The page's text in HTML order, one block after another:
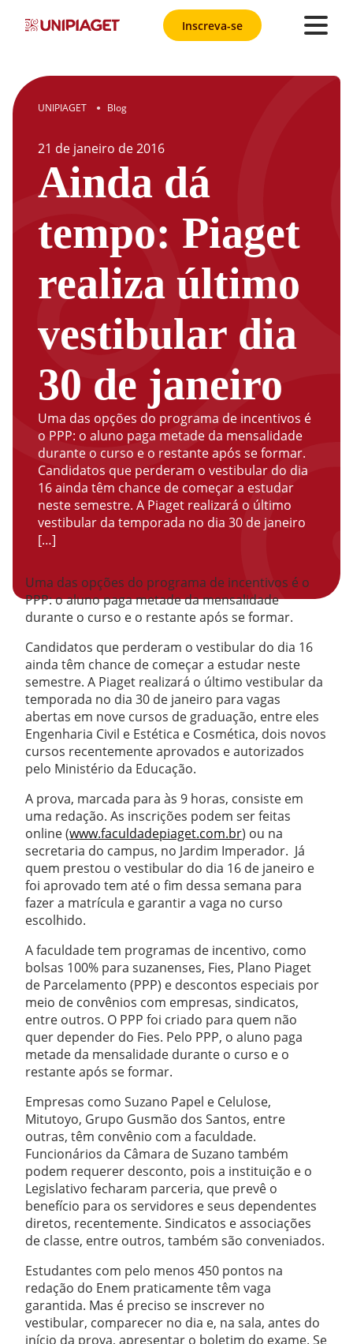
Inscreva-se
UNIPIAGET ● Blog
21 de janeiro de2016
Ainda dá
tempo: Piaget
realiza último
vestibular dia
30 de janeiro
Uma das opções do programa de incentivos é
o PPP: o aluno paga metade da mensalidade
durante o curso e o restante após se formar.
Candidatos que perderam o vestibular do dia
16 ainda têm chance de começar a estudar
neste semestre. A Piaget realizará o último
vestibular da temporada no dia 30 de janeiro
[…]
Uma das opções do programa de incentivos é o
PPP: o aluno paga metade da mensalidade
durante o curso e o restante após se formar.
Candidatos que perderam o vestibular do dia 16
ainda têm chance de começar a estudar neste
semestre. A Piaget realizará o último vestibular da
temporada no dia 30 de janeiro para vagas
abertas em nove cursos de graduação, entre eles
Engenharia Civil e Estética e Cosmética, dois novos
cursos recentemente aprovados e autorizados
pelo Ministério da Educação.
A prova, marcada para às 9 horas, consiste em
uma redação. As inscrições podem ser feitas
online (www.faculdadepiaget.com.br) ou na
secretaria do campus, no Jardim Imperador. Já
quem prestou o vestibular do dia 16 de janeiro e
foi aprovado tem até o fim dessa semana para
fazer a matrícula e garantir a vaga no curso
escolhido.
A faculdade tem programas de incentivo, como
bolsas 100% para suzanenses, Fies, Plano Piaget
de Parcelamento (PPP) e descontos especiais por
meio de convênios com empresas, sindicatos,
entre outros. O PPP foi criado para quem não
quer depender do Fies. Pelo PPP, o aluno paga
metade da mensalidade durante o curso e o
restante após se formar.
Empresas como Suzano Papel e Celulose,
Mitutoyo, Grupo Gusmão dos Santos, entre
outras, têm convênio com a faculdade.
Funcionários da Câmara de Suzano também
podem requerer desconto, pois a instituição e o
Legislativo fecharam parceria, que prevê o
benefício para os servidores e seus dependentes
diretos, recentemente. Sindicatos e associações
de classe, entre outros, também são conveniados.
Estudantes com pelo menos 450 pontos na
redação do Enem praticamente têm vaga
garantida. Mas é preciso se inscrever no
vestibular, comparecer no dia e, na sala, antes do
início da prova, apresentar o boletim do exame. Se